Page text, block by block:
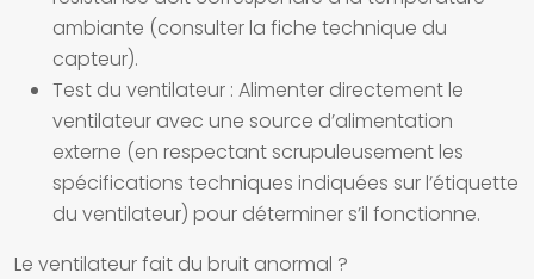
ambiante (consulter la fiche technique du
capteur).
Test du ventilateur : Alimenter directement le
ventilateur avec une source d’alimentation
externe (en respectant scrupuleusement les
spécifications techniques indiquées sur l’étiquette
du ventilateur) pour déterminer s’il fonctionne.
Le ventilateur fait du bruit anormal ?